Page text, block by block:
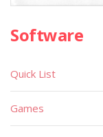
Software
Quick List
Games